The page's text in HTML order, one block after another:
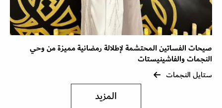
صيحات الفساتين المحتشمة لإطلالة رمضانية مميزة من وحي
النجمات والفاشينيستات
ستايل النجمات
المزيد